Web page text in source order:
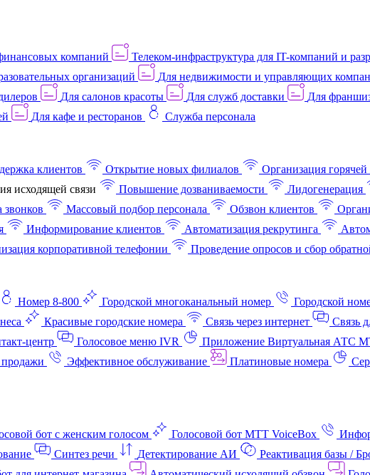
компаний Телеком-инфраструктура для IT-компаний и
организаций Для недвижимости и управляющих
Для салонов красоты Для служб доставки Для
Для кафе и ресторанов
Служба персонала
клиентов Открытие новых филиалов Организация
исходящей связи Повышение дозваниваемости Лидогенерация
звонков Массовый подбор персонала Обзвон клиентов
Информирование клиентов Автоматизация рекрутинга
корпоративной телефонии
Проведение опросов и сбор
Номер 8-800 Городской многоканальный номер Городской
Красивые городские номера Связь через интернет
Связь
Голосовое меню IVR Приложение Виртуальная АТС
Эффективное обслуживание Платиновые номера
бот с женским голосом Голосовой бот МТТ VoiceBox
Синтез речи Детектирование АИ Реактивация базы /